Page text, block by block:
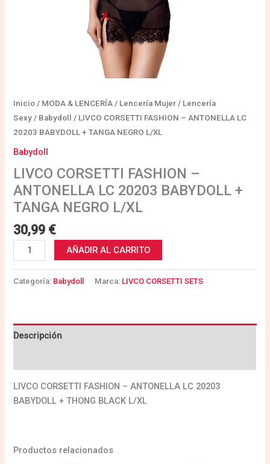
Inicio / MODA & LENCERÍA / Lencería Mujer / Lencería
Sexy / Babydoll / LIVCO CORSETTI FASHION – ANTONELLA LC
20203 BABYDOLL + TANGA NEGRO L/XL
Babydoll
LIVCO CORSETTI FASHION –
ANTONELLA LC 20203 BABYDOLL +
TANGA NEGRO L/XL
30,99 €
AÑADIR AL CARRITO
Categoría: Babydoll Marca: LIVCO CORSETTI SETS
Descripción
LIVCO CORSETTI FASHION – ANTONELLA LC 20203
BABYDOLL + THONG BLACK L/XL
Productos relacionados